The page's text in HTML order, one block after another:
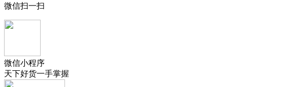
微信扫一扫
微信小程序
天下好货一手掌握